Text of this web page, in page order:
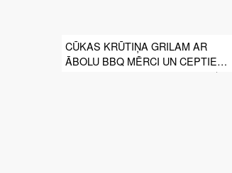
CŪKAS KRŪTIŅA GRILAM AR
ĀBOLU BBQ MĒRCI UN CEPTIEM